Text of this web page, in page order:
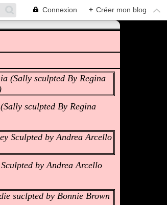
Connexion + Créer mon blog
sculpted By Regina
by Andrea Arcello